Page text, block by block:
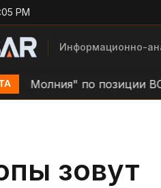
PM
Информационно-
по позиции ВСУ в
зовут